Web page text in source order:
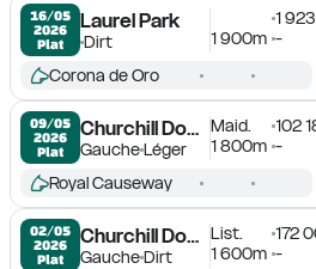
16/05
2026
Plat
Laurel Park
Dirt
1
1 900m -
Corona de Oro
09/05
2026
Plat
Churchill Downs
GaucheLéger
Maid.
102
1 800m -
Royal Causeway
02/05
2026
Plat
Churchill Downs
GaucheDirt
List.
172
1 600m -